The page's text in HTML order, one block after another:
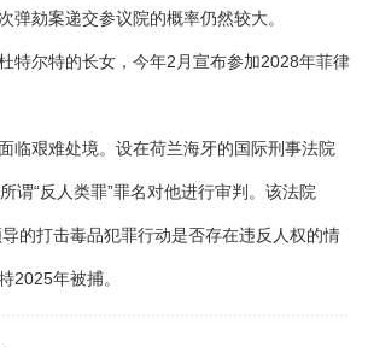
弹劾案递交参议院的概率仍然较大。
特尔特的长女，今年2月宣布参加2028年菲律
临艰难处境。设在荷兰海牙的国际刑事法院
谓“反人类罪”罪名对他进行审判。该法院
的打击毒品犯罪行动是否存在违反人权的情
2025年被捕。